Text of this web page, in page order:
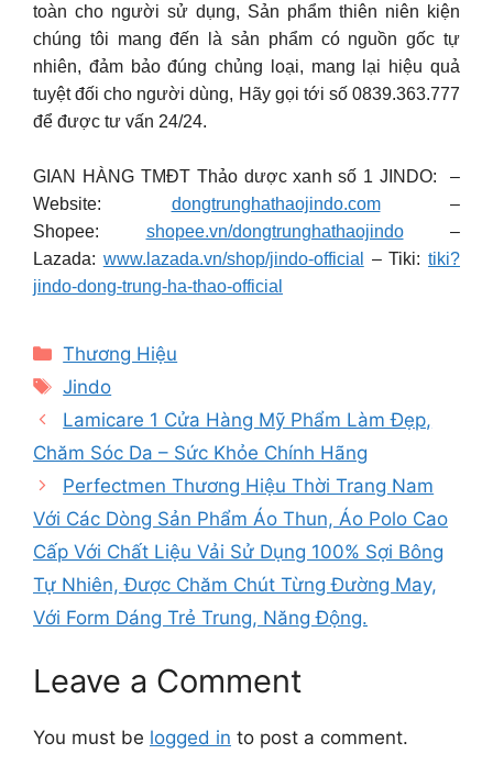
toàn cho người sử dụng, Sản phẩm thiên niên kiện
chúng tôi mang đến là sản phẩm có nguồn gốc tự
nhiên, đảm bảo đúng chủng loại, mang lại hiệu quả
tuyệt đối cho người dùng, Hãy gọi tới số 0839.363.777
để được tư vấn 24/24.
GIAN HÀNG TMĐT Thảo dược xanh số 1 JINDO: –
Website: dongtrunghathaojindo.com–
Shopee: shopee.vn/dongtrunghathaojindo–
Lazada: www.lazada.vn/shop/jindo-official – Tiki: tiki?
jindo-dong-trung-ha-thao-official
Categories
Thương Hiệu
Tags
Jindo
Lamicare 1 Cửa Hàng Mỹ Phẩm Làm Đẹp,
Chăm Sóc Da – Sức Khỏe Chính Hãng
Perfectmen Thương Hiệu Thời Trang Nam
Với Các Dòng Sản Phẩm Áo Thun, Áo Polo Cao
Cấp Với Chất Liệu Vải Sử Dụng 100% Sợi Bông
Tự Nhiên, Được Chăm Chút Từng Đường May,
Với Form Dáng Trẻ Trung, Năng Động.
Leave a Comment
You must be logged in to post a comment.